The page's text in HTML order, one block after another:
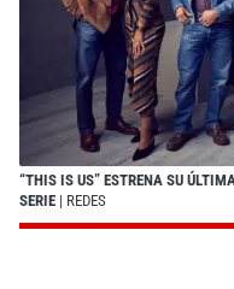
“THIS IS US” ESTRENA SU
SERIE | REDES